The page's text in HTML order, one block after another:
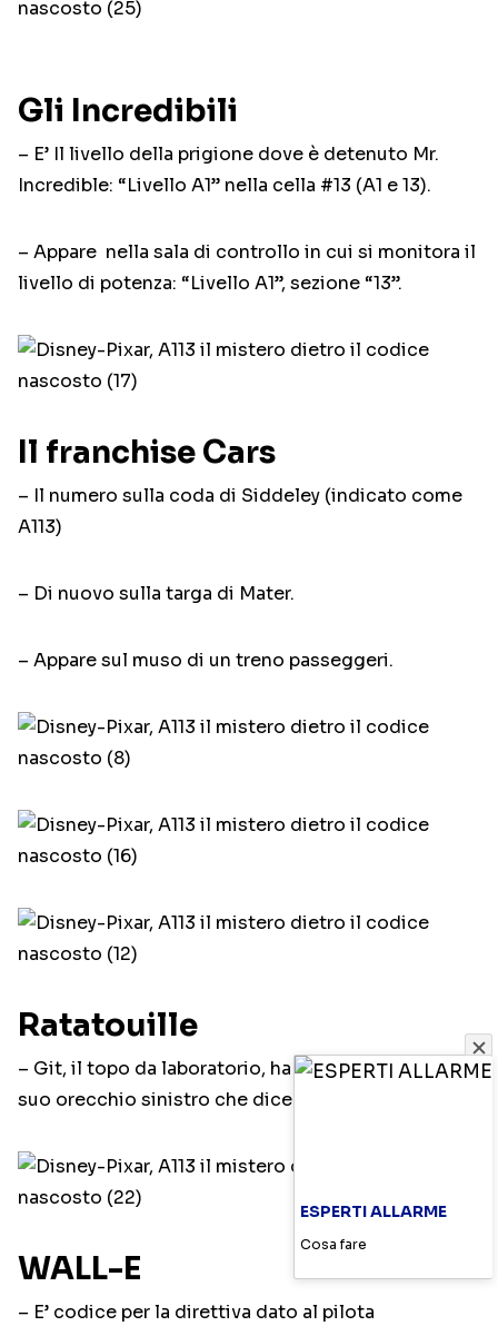
Gli Incredibili
– E’ Il livello della prigione dove è detenuto Mr.
Incredible: “Livello A1” nella cella #13 (A1 e 13).
– Appare nella sala di controllo in cui si monitora il
livello di potenza: “Livello A1”, sezione “13”.
Il franchise Cars
– Il numero sulla coda di Siddeley (indicato come
A113)
– Di nuovo sulla targa di Mater.
– Appare sul muso di un treno passeggeri.
Ratatouille
– Git, il topo da laboratorio, ha una targhetta sul
suo orecchio sinistro che dice “A113”.
WALL-E
– E’ codice per la direttiva dato al pilota
ESPERTI ALLARME
Cosa fare